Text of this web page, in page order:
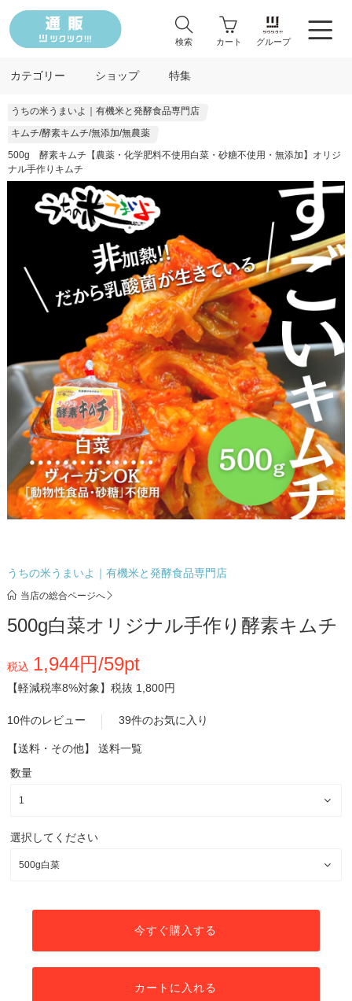
検索 カート グループ
カテゴリー ショップ 特集
うちの米うまいよ｜有機米と発酵食品専門店
キムチ/酵素キムチ/無添加/無農薬
500g 酵素キムチ【農薬・化学肥料不使用白菜・砂糖不使用・無添加】オリジ
ナル手作りキムチ
うちの米うまいよ｜有機米と発酵食品専門店
当店の総合ページへ
500g白菜オリジナル手作り酵素キムチ
税込 1,944円/59pt
【軽減税率8%対象】 税抜 1,800円
10件のレビュー 39件のお気に入り
【送料・その他】 送料一覧
数量
選択してください
今すぐ購入する
カートに入れる